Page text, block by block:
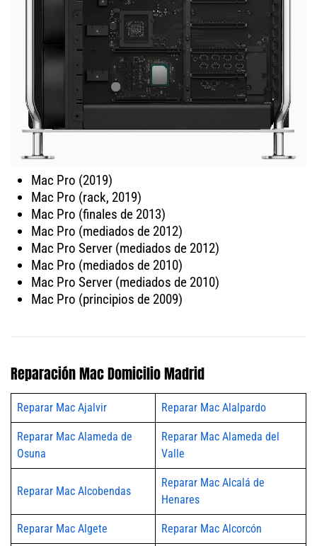
Mac Pro (2019)
Mac Pro (rack, 2019)
Mac Pro (finales de 2013)
Mac Pro (mediados de 2012)
Mac Pro Server (mediados de 2012)
Mac Pro (mediados de 2010)
Mac Pro Server (mediados de 2010)
Mac Pro (principios de 2009)
Reparación Mac Domicilio Madrid
Reparar Mac Ajalvir Reparar Mac Alalpardo
Reparar Mac Alameda de
Osuna
Reparar Mac Alameda del
Valle
Reparar Mac Alcobendas
Reparar Mac Alcalá de
Henares
Reparar Mac Algete Reparar Mac Alcorcón